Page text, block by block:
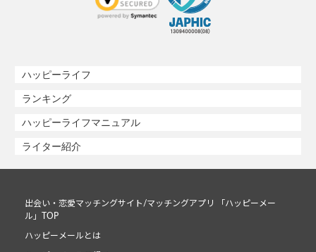
ハッピーライフ
ランキング
ハッピーライフマニュアル
ライター紹介
出会い・恋愛マッチングサイト/マッチングアプリ 「ハッピーメー
ル」TOP
ハッピーメールとは